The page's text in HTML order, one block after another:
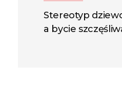
Stereotyp
a bycie